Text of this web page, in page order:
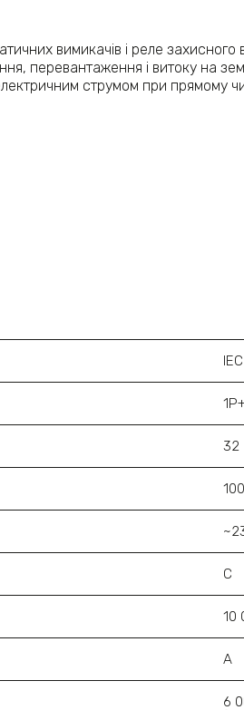
вимикачів і реле
перевантаження і витоку на
струмом при прямому
32
100
С
10
A
6